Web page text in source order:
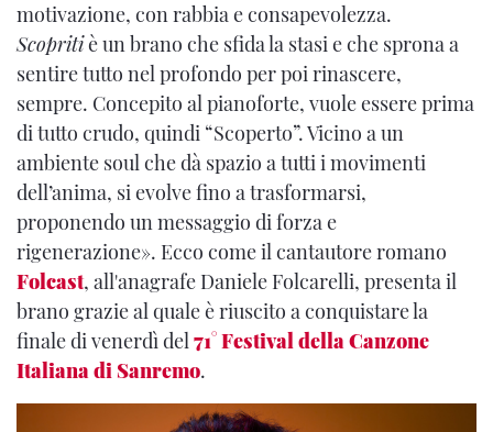
motivazione, con rabbia e consapevolezza.
Scopritiè un brano che sfida la stasi e che sprona a
sentire tutto nel profondo per poi rinascere,
sempre. Concepito al pianoforte, vuole essere prima
di tutto crudo, quindi “Scoperto”. Vicino a un
ambiente soul che dà spazio a tutti i movimenti
dell’anima, si evolve fino a trasformarsi,
proponendo un messaggio di forza e
rigenerazione». Ecco come il cantautore romano
Folcast, all'anagrafe Daniele Folcarelli, presenta il
brano grazie al quale è riuscito a conquistare la
finale di venerdì del71° Festival della Canzone
Italiana di Sanremo.